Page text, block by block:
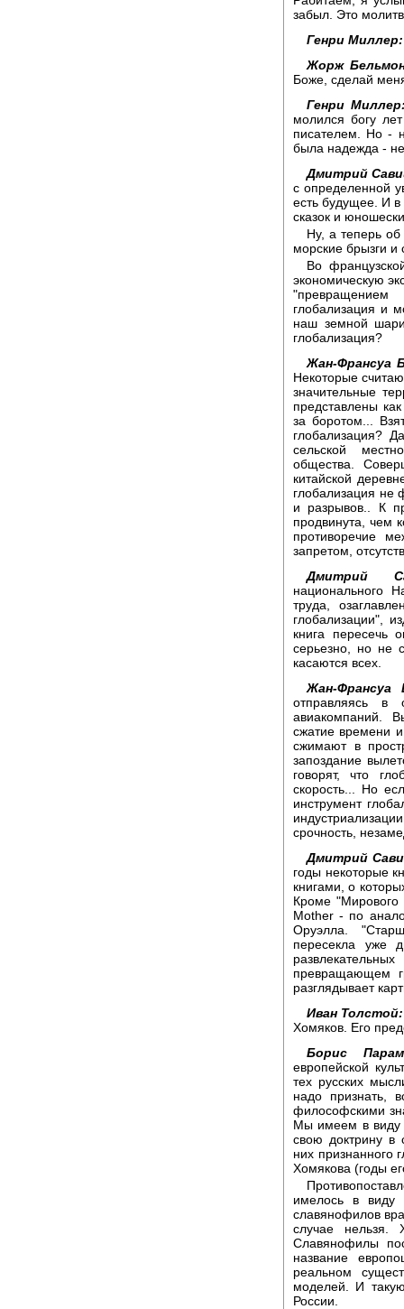
забыл. Это
Генри Миллер:
Жорж
Боже, сделай
Генри
молился богу
писателем. Но -
была надежда -
Дмитрий
с определенной
есть будущее. И в
сказок и
Ну, а теперь
морские брызги и
Во
экономическую
глобализация и
наш земной
глобализация?
Жан-Франсуа
Некоторые
значительные
представлены
за боротом...
глобализация?
сельской
общества.
китайской
глобализация не
и разрывов.. К
продвинута, чем
противоречие
запретом,
Дмитрий
национального
труда,
глобализации",
книга пересечь
серьезно, но не
касаются всех.
Жан-
отправляясь
авиакомпаний.
сжатие времени
сжимают в
запоздание
говорят, что
скорость... Но
инструмент
срочность,
Дмитрий
годы некоторые
книгами, о
Кроме "Мирового
Mother - по
Оруэлла.
пересекла уже
превращающем
разглядывает
Иван Толстой:
Хомяков. Его
Борис
европейской
тех русских
надо признать,
философскими
Мы имеем в виду
свою доктрину в
них признанного
Хомякова (годы
имелось в виду
славянофилов
случае нельзя.
Славянофилы
название
реальном
моделей. И
России.